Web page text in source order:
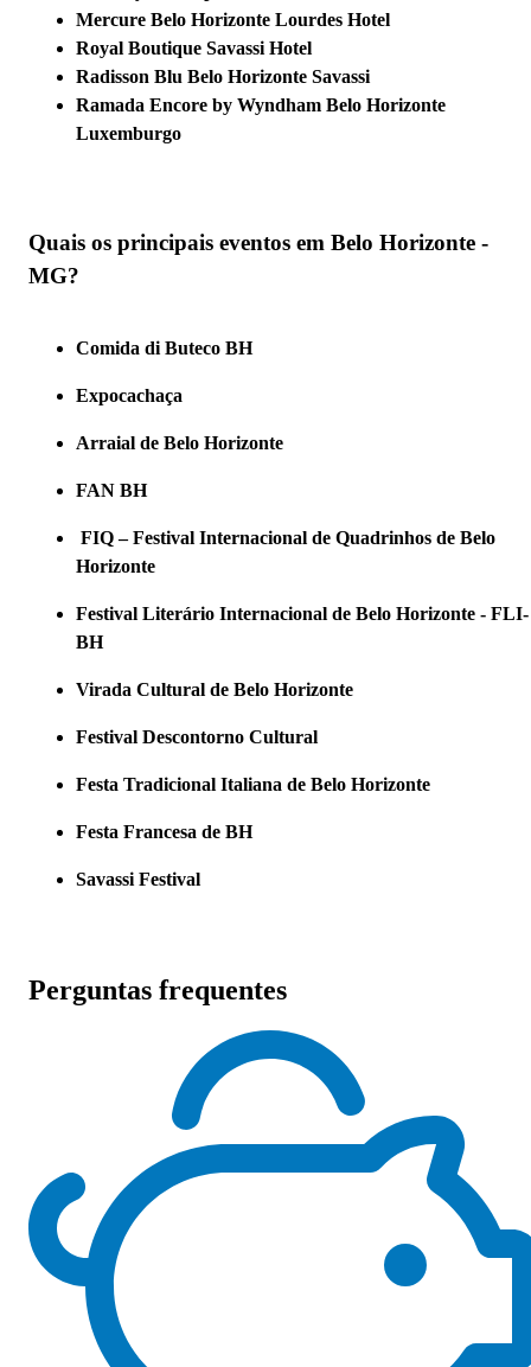
Mercure Belo Horizonte Lourdes Hotel
Royal Boutique Savassi Hotel
Radisson Blu Belo Horizonte Savassi
Ramada Encore by Wyndham Belo Horizonte
Luxemburgo
Quais os principais eventos em Belo Horizonte -
MG?
Comida di Buteco BH
Expocachaça
Arraial de Belo Horizonte
FAN BH
FIQ – Festival Internacional de Quadrinhos de Belo
Horizonte
Festival Literário Internacional de Belo Horizonte - FLI-
BH
Virada Cultural de Belo Horizonte
Festival Descontorno Cultural
Festa Tradicional Italiana de Belo Horizonte
Festa Francesa de BH
Savassi Festival
Perguntas frequentes